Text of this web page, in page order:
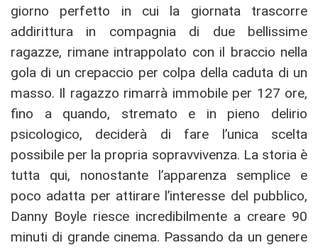
giorno perfetto in cui la giornata trascorre
addirittura in compagnia di due bellissime
ragazze, rimane intrappolato con il braccio nella
gola di un crepaccio per colpa della caduta di un
masso. Il ragazzo rimarrà immobile per 127 ore,
fino a quando, stremato e in pieno delirio
psicologico, deciderà di fare l’unica scelta
possibile per la propria sopravvivenza. La storia è
tutta qui, nonostante l’apparenza semplice e
poco adatta per attirare l’interesse del pubblico,
Danny Boyle riesce incredibilmente a creare 90
minuti di grande cinema. Passando da un genere